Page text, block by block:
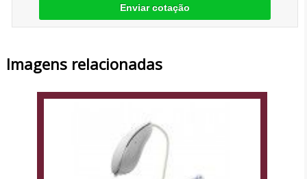
Enviar cotação
Imagens relacionadas